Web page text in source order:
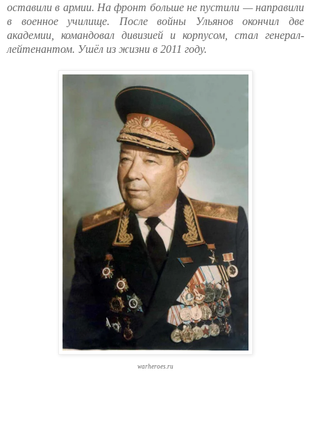
оставили в армии. На фронт больше не пустили — направили
в военное училище. После войны Ульянов окончил две
академии, командовал дивизией и корпусом, стал генерал-
лейтенантом. Ушёл из жизни в 2011 году.
warheroes.ru